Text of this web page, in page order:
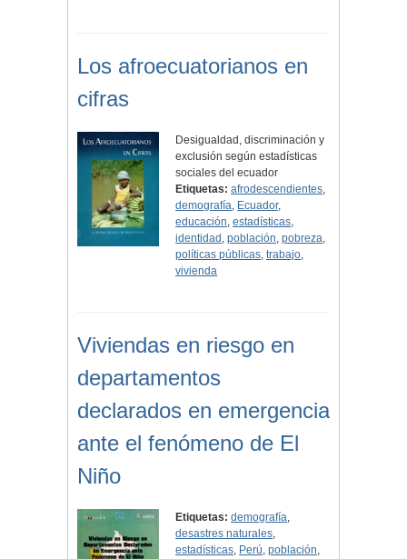
Los afroecuatorianos en
cifras
Desigualdad, discriminación y
exclusión según estadísticas
sociales del ecuador
Etiquetas: afrodescendientes,
demografía, Ecuador,
educación,estadísticas,
identidad ,población,pobreza,
políticas públicas,trabajo,
vivienda
Viviendas en riesgo en
departamentos
declarados en emergencia
ante el fenómeno de El
Niño
Etiquetas: demografía,
desastres naturales,
estadísticas, Perú,población,